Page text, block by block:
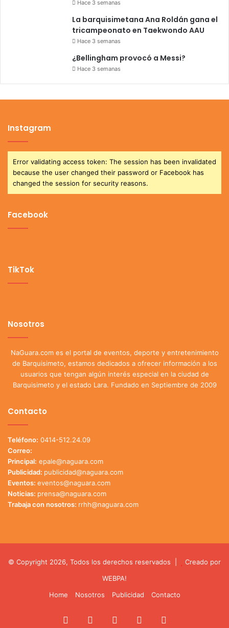
Hace 3 semanas
La barquisimetana Ana Roldán gana el
tricampeonato en Taekwondo AAU
Hace 3 semanas
¿Bellingham provocó a Messi?
Hace 3 semanas
Instagram
Error validating access token: The session has been invalidated
because the user changed their password or Facebook has
changed the session for security reasons.
Facebook
TikTok
Nosotros
NaGuara.com es el portal de eventos, deporte y entretenimiento
de Barquisimeto, estamos dedicados a ofrecer información a los
usuarios que tengan algún interés especial en la ciudad de
Barquisimeto y el estado Lara. Fundado en Septiembre de 2009
Contacto
Teléfono: 0414-512.24.09
Correo:
Principal: epale@naguara.com
Publicidad: publicidad@naguara.com
Eventos: eventos@naguara.com
Noticias: prensa@naguara.com
Trabaja con nosotros: rrhh@naguara.com
© Copyright 2026, Todos los derechos reservados |
Creado por
WEBPA!
Home
Nosotros Publicidad Contacto
Facebook YouTubeInstagram